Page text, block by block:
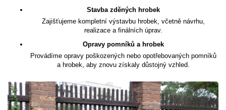
Stavba zděných hrobek
Zajišťujeme kompletní výstavbu hrobek, včetně návrhu,
realizace a finálních úprav.
Opravy pomníků a hrobek
Provádíme opravy poškozených nebo opotřebovaných pomníků
a hrobek, aby znovu získaly důstojný vzhled.